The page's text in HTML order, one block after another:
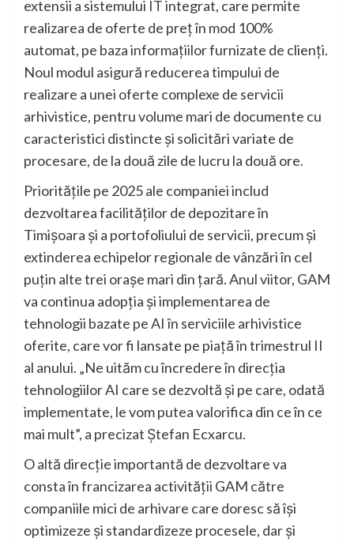
extensii a sistemului IT integrat, care permite
realizarea de oferte de preț în mod 100%
automat, pe baza informațiilor furnizate de clienți.
Noul modul asigură reducerea timpului de
realizare a unei oferte complexe de servicii
arhivistice, pentru volume mari de documente cu
caracteristici distincte și solicitări variate de
procesare, de la două zile de lucru la două ore.
Prioritățile pe 2025 ale companiei includ
dezvoltarea facilităților de depozitare în
Timișoara și a portofoliului de servicii, precum și
extinderea echipelor regionale de vânzări în cel
puțin alte trei orașe mari din țară. Anul viitor, GAM
va continua adopția și implementarea de
tehnologii bazate pe AI în serviciile arhivistice
oferite, care vor fi lansate pe piață în trimestrul II
al anului. „Ne uităm cu încredere în direcția
tehnologiilor AI care se dezvoltă și pe care, odată
implementate, le vom putea valorifica din ce în ce
mai mult”, a precizat Ștefan Ecxarcu.
O altă direcție importantă de dezvoltare va
consta în francizarea activității GAM către
companiile mici de arhivare care doresc să își
optimizeze și standardizeze procesele, dar și